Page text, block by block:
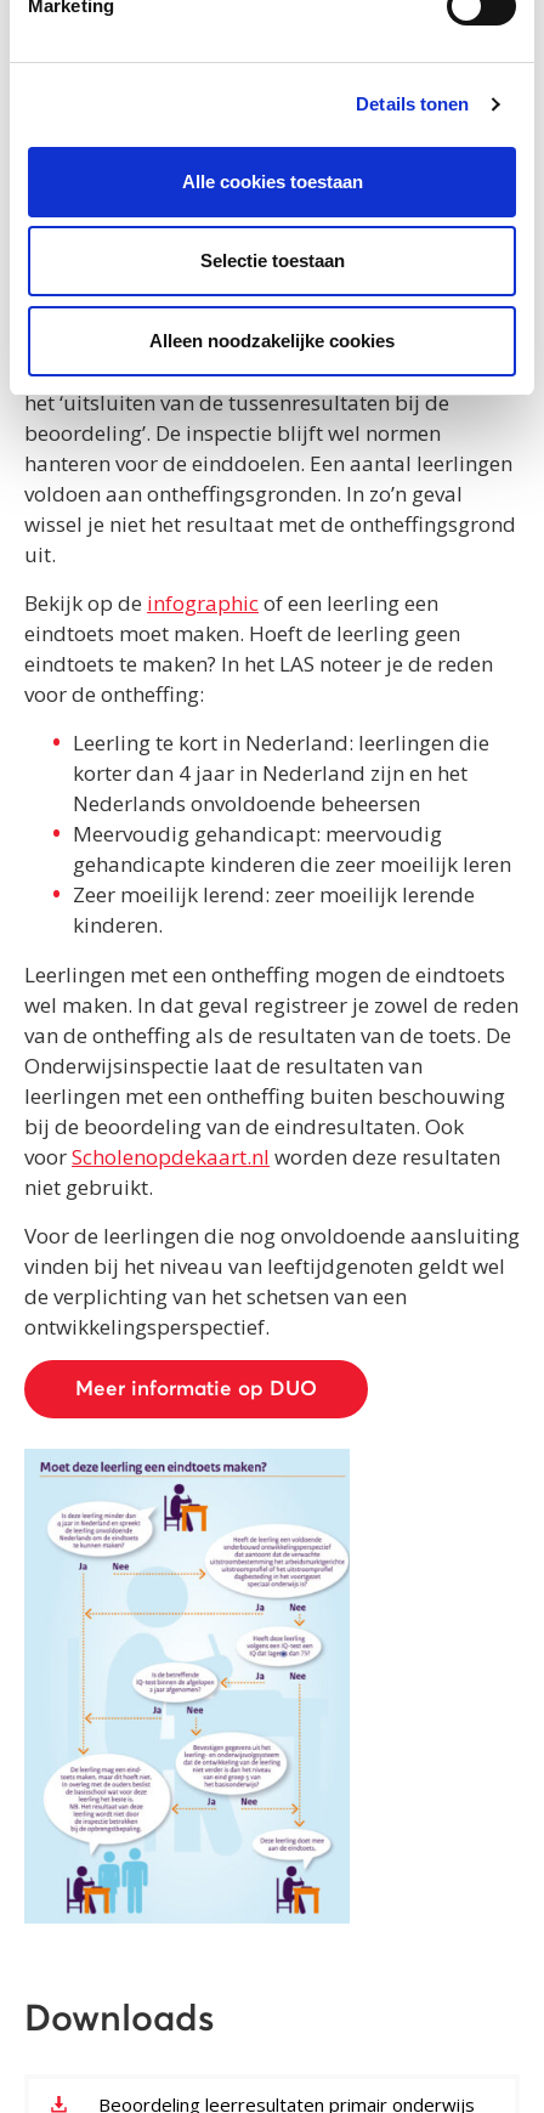
Marketing
Details tonen
Alle cookies toestaan
Selectie toestaan
Alleen noodzakelijke cookies
Resultaten tellen niet mee
Inspectie van het Onderwijs voor de
tussenresultaten van scholen in het primair
onderwijs geen eigen normen meer. De inspectie
verwacht van de school dat deze zelf ambitieuze
hoeverre de leerlingen die doelen halen en op basis
van het eigen beeld het onderwijs aan de leerlingen
bijstelt. Er zijn daardoor ook geen regels meer voor
het ‘uitsluiten van de tussenresultaten bij de
beoordeling’. De inspectie blijft wel normen
hanteren voor de einddoelen. Een aantal leerlingen
voldoen aan ontheffingsgronden. In zo’n geval
wissel je niet het resultaat met de ontheffingsgrond
uit.
Bekijk op de infographicof een leerling een
eindtoets moet maken. Hoeft de leerling geen
eindtoets te maken? In het LAS noteer je de reden
voor de ontheffing:
Leerling te kort in Nederland: leerlingen die
korter dan 4 jaar in Nederland zijn en het
Nederlands onvoldoende beheersen
Meervoudig gehandicapt: meervoudig
gehandicapte kinderen die zeer moeilijk leren
Zeer moeilijk lerend: zeer moeilijk lerende
kinderen.
Leerlingen met een ontheffing mogen de eindtoets
wel maken. In dat geval registreer je zowel de reden
van de ontheffing als de resultaten van de toets. De
Onderwijsinspectie laat de resultaten van
leerlingen met een ontheffing buiten beschouwing
bij de beoordeling van de eindresultaten. Ook
voorScholenopdekaart.nl worden deze resultaten
niet gebruikt.
Voor de leerlingen die nog onvoldoende aansluiting
vinden bij het niveau van leeftijdgenoten geldt wel
de verplichting van het schetsen van een
ontwikkelingsperspectief.
Meer informatie op DUO
Downloads
Beoordeling leerresultaten primair onderwijs